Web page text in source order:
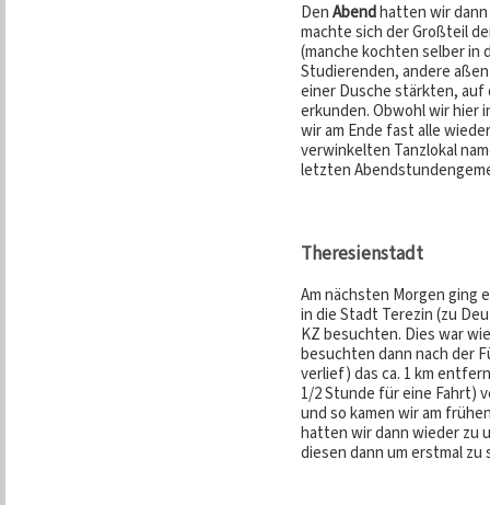
Den Abendhatten wir
machte sich der Großteil
(manche kochten selber in
Studierenden, andere
einer Dusche stärkten, auf
erkunden. Obwohl wir hier
wir am Ende fast alle
verwinkelten Tanzlokal
letzten
Theresienstadt
Am nächsten Morgen ging
in die Stadt Terezin (zu
KZ besuchten. Dies war
besuchten dann nach der
verlief) das ca. 1 km
1/2 Stunde für eine Fahrt)
und so kamen wir am
hatten wir dann wieder zu
diesen dann um erstmal